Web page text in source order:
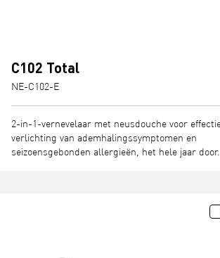
C102 Total
NE-C102-E
2-in-1-vernevelaar met neusdouche voor
verlichting van ademhalingssymptomen en
seizoensgebonden allergieën, het hele jaar door.